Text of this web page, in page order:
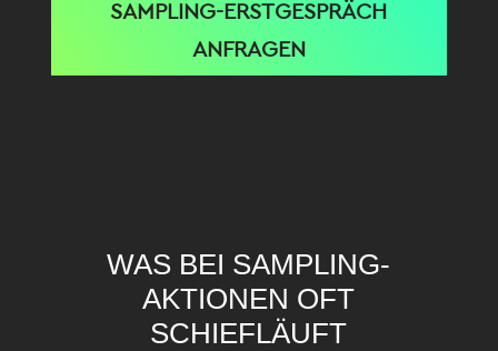
SAMPLING-ERSTGESPRÄCH
ANFRAGEN
WAS BEI SAMPLING-
AKTIONEN OFT
SCHIEFLÄUFT